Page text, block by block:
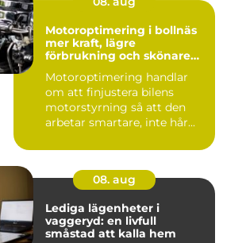
Motoroptimering i bollnäs
mer kraft, lägre
förbrukning och skönare
Motoroptimering handlar
om att finjustera bilens
motorstyrning så att den
arbetar smartare, inte hår...
08. aug
Lediga lägenheter i
vaggeryd: en livfull
småstad att kalla hem